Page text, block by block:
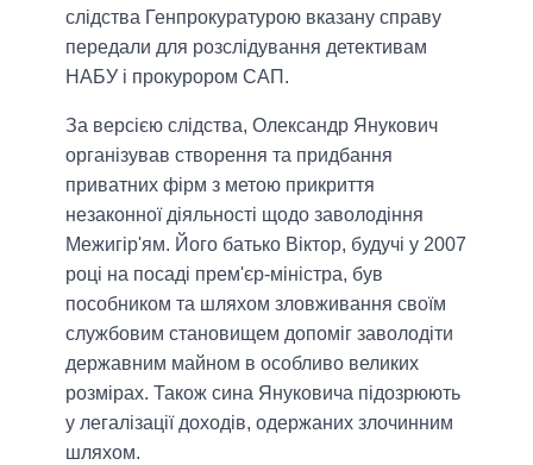
слідства Генпрокуратурою вказану справу
передали для розслідування детективам
НАБУ і прокурором САП.
За версією слідства, Олександр Янукович
організував створення та придбання
приватних фірм з метою прикриття
незаконної діяльності щодо заволодіння
Межигір'ям. Його батько Віктор, будучі у 2007
році на посаді прем'єр-міністра, був
пособником та шляхом зловживання своїм
службовим становищем допоміг заволодіти
державним майном в особливо великих
розмірах. Також сина Януковича підозрюють
у легалізації доходів, одержаних злочинним
шляхом.